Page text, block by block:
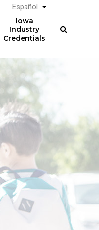
Iowa
Industry
Credentials
Español List additional